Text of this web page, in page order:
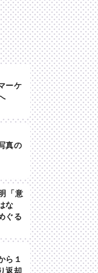
ーケ
真の
「意
な
ぐる
ら１
返却